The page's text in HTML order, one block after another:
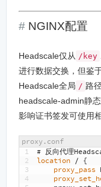
NGINX配置
Headscale仅从 /key
进行数据交换，但鉴
Headscale全局 / 路
headscale-admin静
影响证书签发可使用
proxy.conf
1
2
3
4
# 反向代理
location / {
proxy_pass